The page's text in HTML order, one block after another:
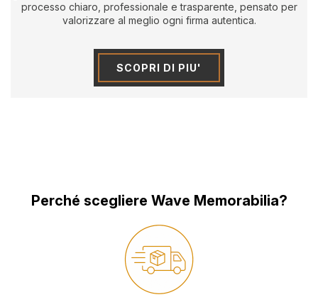
processo chiaro, professionale e trasparente, pensato per
valorizzare al meglio ogni firma autentica.
SCOPRI DI PIU'
Perché scegliere Wave Memorabilia?